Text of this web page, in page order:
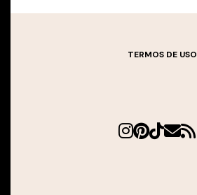
TERMOS DE USO